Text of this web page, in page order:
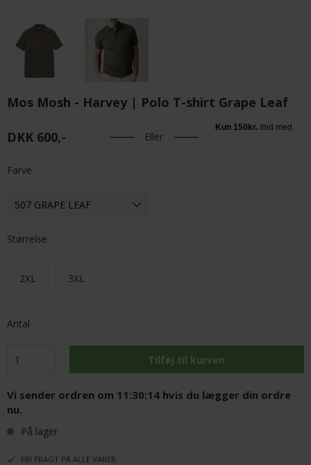
Mos Mosh - Harvey | Polo T-shirt Grape Leaf
DKK 600,- Eller
Farve
Størrelse
2XL 3XL
Antal
Vi sender ordren om 11:30:13 hvis du lægger din ordre
nu.
På lager
FRI FRAGT PÅ ALLE VARER